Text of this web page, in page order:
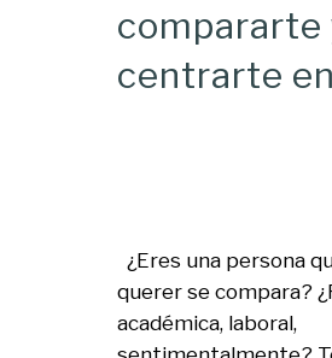
compararte
centrarte
¿Eres una persona
querer se compara?
académica, laboral,